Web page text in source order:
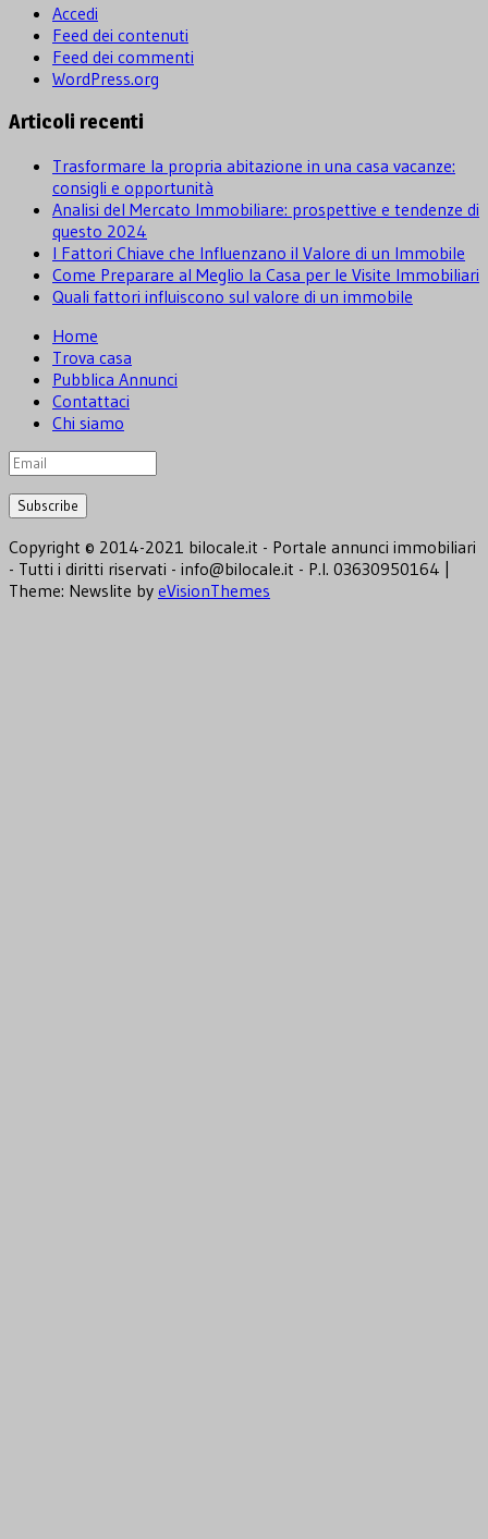
Accedi
Feed dei contenuti
Feed dei commenti
WordPress.org
Articoli recenti
Trasformare la propria abitazione in una casa vacanze:
consigli e opportunità
Analisi del Mercato Immobiliare: prospettive e tendenze di
questo 2024
I Fattori Chiave che Influenzano il Valore di un Immobile
Come Preparare al Meglio la Casa per le Visite Immobiliari
Quali fattori influiscono sul valore di un immobile
Home
Trova casa
Pubblica Annunci
Contattaci
Chi siamo
Copyright © 2014-2021 bilocale.it - Portale annunci immobiliari
- Tutti i diritti riservati - info@bilocale.it - P.I. 03630950164
Theme: Newslite by eVisionThemes